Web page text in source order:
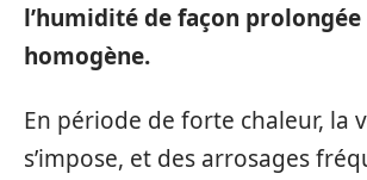
l’humidité de façon
homogène.
En période de forte chaleur, la
s’impose, et des arrosages